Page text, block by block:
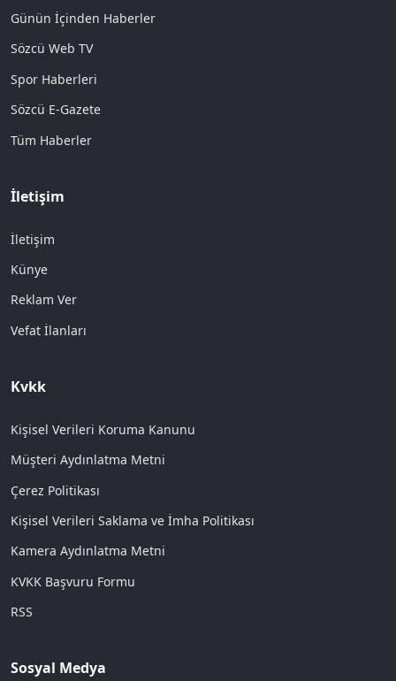
Günün İçinden Haberler
Sözcü Web TV
Spor Haberleri
Sözcü E-Gazete
Tüm Haberler
İletişim
İletişim
Künye
Reklam Ver
Vefat İlanları
Kvkk
Kişisel Verileri Koruma Kanunu
Müşteri Aydınlatma Metni
Çerez Politikası
Kişisel Verileri Saklama ve İmha Politikası
Kamera Aydınlatma Metni
KVKK Başvuru Formu
RSS
Sosyal Medya